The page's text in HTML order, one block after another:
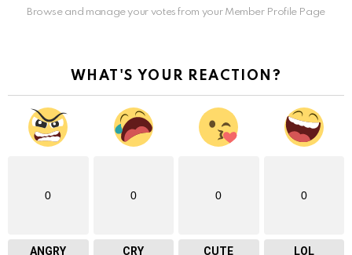
Browse and manage your votes from your Member Profile Page
WHAT'S YOUR REACTION?
0
ANGRY
0
CRY
0
CUTE
0
LOL